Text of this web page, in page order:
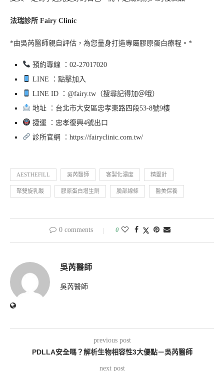
法瑞診所 Fairy Clinic
*由吳芮醫師親自評估，為您量身打造專屬膠原蛋白療程。*
預約專線 ：02-27017020
LINE ：點擊加入
LINE ID ：@fairy.tw（搜尋記得加＠哦）
地址 ：台北市大安區忠孝東路四段53-8號9樓
捷運 ：忠孝復興4號出口
診所官網 ：https://fairyclinic.com.tw/
AESTHEFILL 吳芮醫師 客製化濃度 精靈針
聚雙旋乳酸 膠原蛋白增生劑 臉部線條 醫美保養
0 comments 0
吳芮醫師
吳芮醫師
previous post
PDLLA安全嗎？解析生物相容性3大優點－吳芮醫師
next post